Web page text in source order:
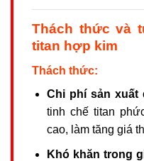
Thách thức và
titan hợp kim
Thách thức:
Chi phí sản xuất
tinh chế titan
cao, làm tăng giá
Khó khăn trong